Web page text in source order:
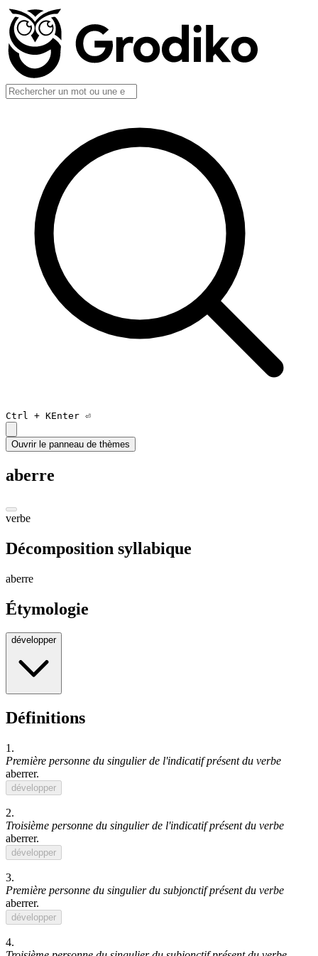
Ctrl + KEnter ⏎
Ouvrir le panneau de thèmes
aberre
verbe
Décomposition syllabique
aberre
Étymologie
développer
Définitions
1.
Première personne du singulier de l'indicatif présent du verbe
aberrer.
développer
2.
Troisième personne du singulier de l'indicatif présent du verbe
aberrer.
développer
3.
Première personne du singulier du subjonctif présent du verbe
aberrer.
développer
4.